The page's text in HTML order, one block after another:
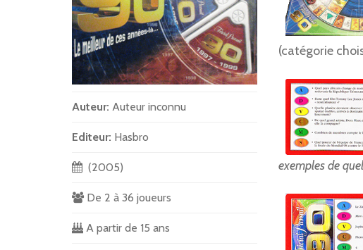
Auteur: Auteur inconnu
Editeur: Hasbro
(2005)
De 2 à 36 joueurs
A partir de 15 ans
(catégorie
exemples de